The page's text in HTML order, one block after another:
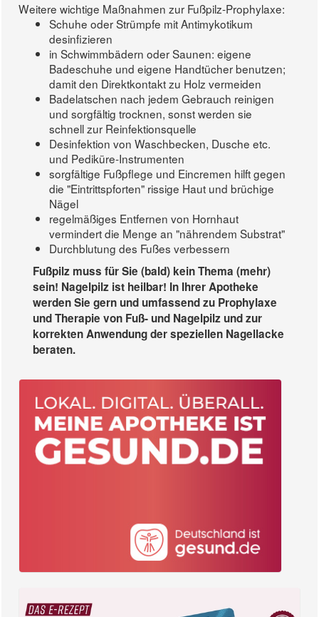
Weitere wichtige Maßnahmen zur Fußpilz-Prophylaxe:
Schuhe oder Strümpfe mit Antimykotikum
desinfizieren
in Schwimmbädern oder Saunen: eigene
Badeschuhe und eigene Handtücher benutzen;
damit den Direktkontakt zu Holz vermeiden
Badelatschen nach jedem Gebrauch reinigen
und sorgfältig trocknen, sonst werden sie
schnell zur Reinfektionsquelle
Desinfektion von Waschbecken, Dusche etc.
und Pediküre-Instrumenten
sorgfältige Fußpflege und Eincremen hilft gegen
die "Eintrittspforten" rissige Haut und brüchige
Nägel
regelmäßiges Entfernen von Hornhaut
vermindert die Menge an "nährendem Substrat"
Durchblutung des Fußes verbessern
Fußpilz muss für Sie (bald) kein Thema (mehr)
sein! Nagelpilz ist heilbar! In Ihrer Apotheke
werden Sie gern und umfassend zu Prophylaxe
und Therapie von Fuß- und Nagelpilz und zur
korrekten Anwendung der speziellen Nagellacke
beraten.